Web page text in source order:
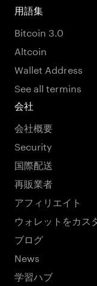
用語集
Bitcoin 3.0
Altcoin
Wallet Address
See all termins
会社
会社概要
Security
国際配送
再販業者
アフィリエイト
ウォレットをカス
ブログ
News
学習ハブ